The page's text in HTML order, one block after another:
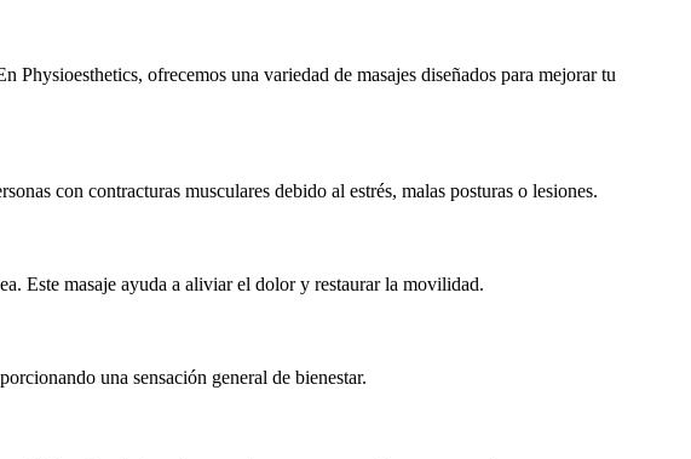
Physioesthetics, ofrecemos una variedad de masajes diseñados para mejorar tu
con contracturas musculares debido al estrés, malas posturas o lesiones.
Este masaje ayuda a aliviar el dolor y restaurar la movilidad.
una sensación general de bienestar.